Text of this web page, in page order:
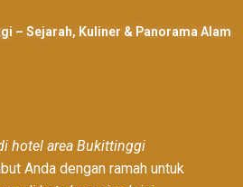
– Sejarah, Kuliner & Panorama Alam
hotel area Bukittinggi
Anda dengan ramah untuk